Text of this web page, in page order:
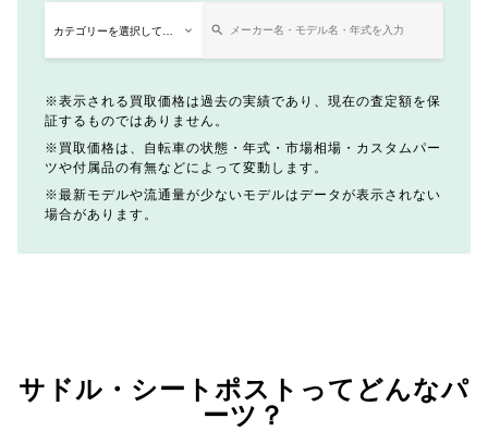
表示される買取価格は過去の実績であり、現在の査定額を保
証するものではありません。
買取価格は、自転車の状態・年式・市場相場・カスタムパー
ツや付属品の有無などによって変動します。
最新モデルや流通量が少ないモデルはデータが表示されない
場合があります。
サドル・シートポストってどんなパ
ーツ？